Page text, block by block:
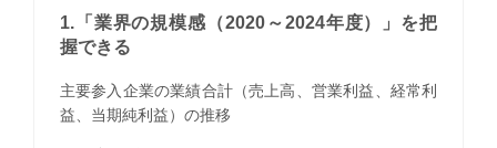
1.「業界の規模感（2020～2024年度）」を把
握できる
主要参入企業の業績合計（売上高、営業利益、経常利
益、当期純利益）の推移